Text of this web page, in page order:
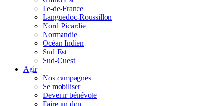
Ile-de-France
Languedoc-Roussillon
Nord-Picardie
Normandie
Océan Indien
Sud-Est
Sud-Ouest
Agir
Nos campagnes
Se mobiliser
Devenir bénévole
Faire un don